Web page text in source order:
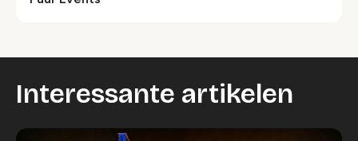
Interessante artikelen